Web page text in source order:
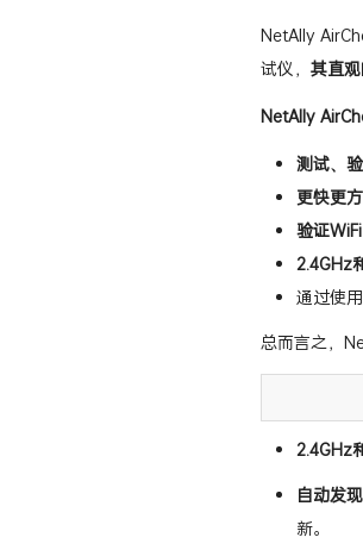
NetAlly
试仪， 其直
NetAlly
测试、
更快更
验证
2.4GHz
通过使
总而言之，
2.4GHz
自动发
新。